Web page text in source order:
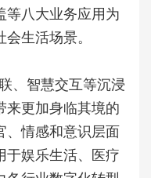
等八大业务应用为
生活场景。
、智慧交互等沉浸
来更加身临其境的
、情感和意识层面
于娱乐生活、医疗